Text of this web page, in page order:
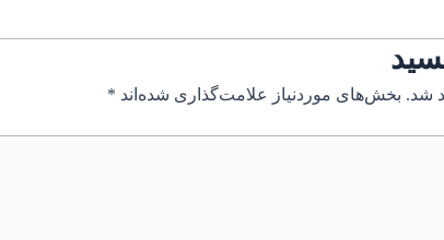
شد. بخش‌های موردنیاز علامت‌گذاری شده‌اند *